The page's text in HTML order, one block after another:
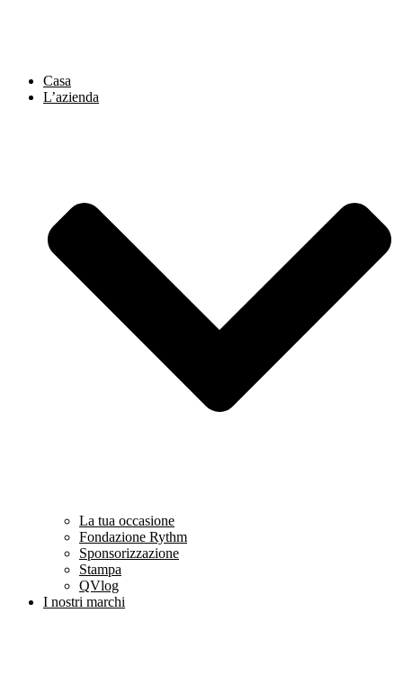
Casa
L’azienda
La tua occasione
Fondazione Rythm
Sponsorizzazione
Stampa
QVlog
I nostri marchi